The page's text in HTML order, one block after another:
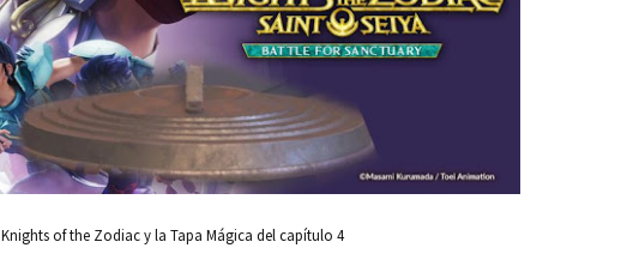
Knights of the Zodiac y la Tapa Mágica del capítulo 4